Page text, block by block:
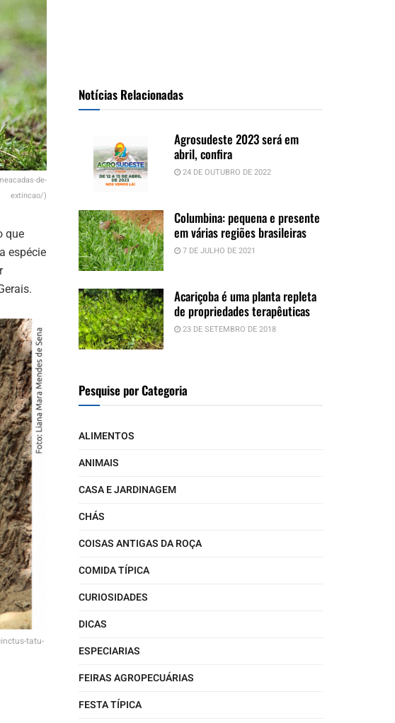
de-
extincao/)
que
espécie
tatu-
Notícias Relacionadas
Agrosudeste 2023 será em
abril, confira
24 DE OUTUBRO DE 2022
Columbina: pequena e presente
em várias regiões brasileiras
7 DE JULHO DE 2021
Acariçoba é uma planta repleta
de propriedades terapêuticas
23 DE SETEMBRO DE 2018
Pesquise por Categoria
ALIMENTOS
ANIMAIS
CASA E JARDINAGEM
CHÁS
COISAS ANTIGAS DA ROÇA
COMIDA TÍPICA
CURIOSIDADES
DICAS
ESPECIARIAS
FEIRAS AGROPECUÁRIAS
FESTA TÍPICA